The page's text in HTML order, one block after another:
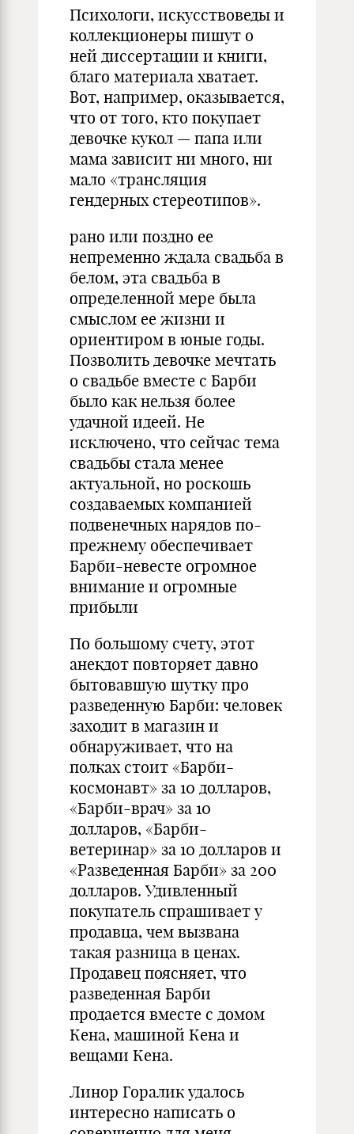
Психологи, искусствоведы и
коллекционеры пишут о
ней диссертации и книги,
благо материала хватает.
Вот, например, оказывается,
что от того, кто покупает
девочке кукол — папа или
мама зависит ни много, ни
мало «трансляция
гендерных стереотипов».
рано или поздно ее
непременно ждала свадьба в
белом, эта свадьба в
определенной мере была
смыслом ее жизни и
ориентиром в юные годы.
Позволить девочке мечтать
о свадьбе вместе с Барби
было как нельзя более
удачной идеей. Не
исключено, что сейчас тема
свадьбы стала менее
актуальной, но роскошь
создаваемых компанией
подвенечных нарядов по-
прежнему обеспечивает
Барби-невесте огромное
внимание и огромные
прибыли
По большому счету, этот
анекдот повторяет давно
бытовавшую шутку про
разведенную Барби: человек
заходит в магазин и
обнаруживает, что на
полках стоит «Барби-
космонавт» за 10 долларов,
«Барби-врач» за 10
долларов, «Барби-
ветеринар» за 10 долларов и
«Разведенная Барби» за 200
долларов. Удивленный
покупатель спрашивает у
продавца, чем вызвана
такая разница в ценах.
Продавец поясняет, что
разведенная Барби
продается вместе с домом
Кена, машиной Кена и
вещами Кена.
Линор Горалик удалось
интересно написать о